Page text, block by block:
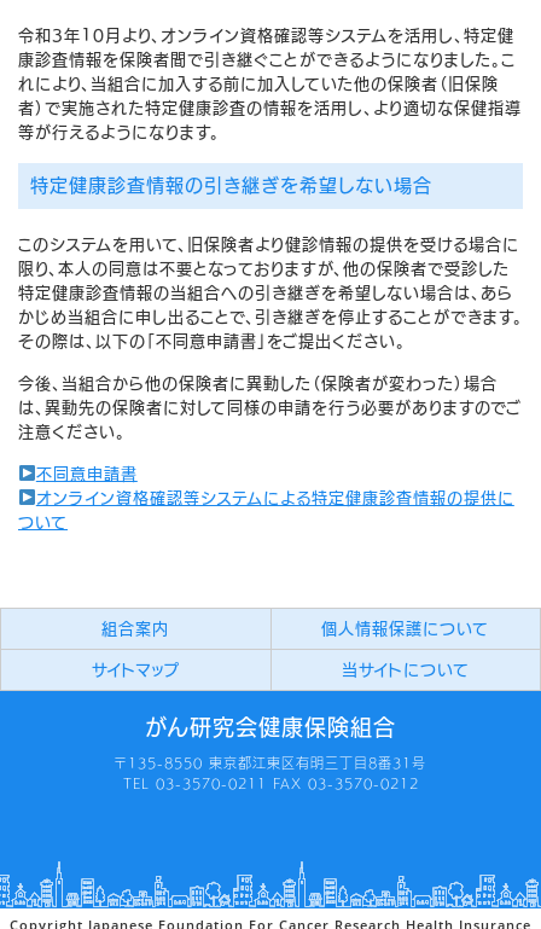
令和3年10月より、オンライン資格確認等システムを活用し、特定健
康診査情報を保険者間で引き継ぐことができるようになりました。こ
れにより、当組合に加入する前に加入していた他の保険者（旧保険
者）で実施された特定健康診査の情報を活用し、より適切な保健指導
等が行えるようになります。
特定健康診査情報の引き継ぎを希望しない場合
このシステムを用いて、旧保険者より健診情報の提供を受ける場合に
限り、本人の同意は不要となっておりますが、他の保険者で受診した
特定健康診査情報の当組合への引き継ぎを希望しない場合は、あら
かじめ当組合に申し出ることで、引き継ぎを停止することができます。
その際は、以下の「不同意申請書」をご提出ください。
今後、当組合から他の保険者に異動した（保険者が変わった）場合
は、異動先の保険者に対して同様の申請を行う必要がありますのでご
注意ください。
不同意申請書
オンライン資格確認等システムによる特定健康診査情報の提供に
ついて
組合案内 個人情報保護について
サイトマップ 当サイトについて
がん研究会健康保険組合
〒135-8550 東京都江東区有明三丁目8番31号
TEL 03-3570-0211 FAX 03-3570-0212
Copyright Japanese Foundation For Cancer Research Health Insurance